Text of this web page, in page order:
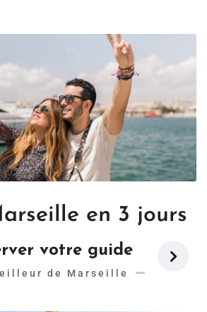
en 3 jours
votre guide
de Marseille